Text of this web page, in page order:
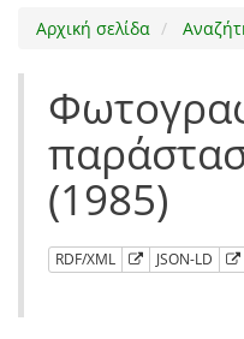
Αρχική σελίδα
(1985)
RDF/XML JSON-LD